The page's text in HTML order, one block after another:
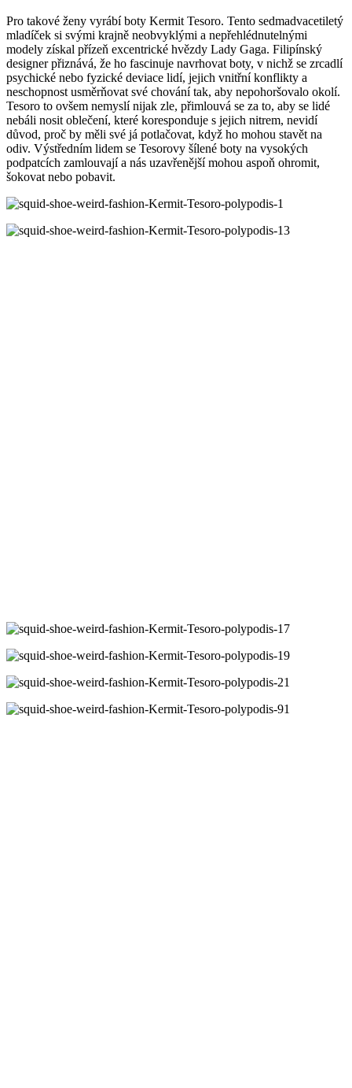
Pro takové ženy vyrábí boty Kermit Tesoro. Tento sedmadvacetiletý
mladíček si svými krajně neobvyklými a nepřehlédnutelnými
modely získal přízeň excentrické hvězdy Lady Gaga. Filipínský
designer přiznává, že ho fascinuje navrhovat boty, v nichž se zrcadlí
psychické nebo fyzické deviace lidí, jejich vnitřní konflikty a
neschopnost usměrňovat své chování tak, aby nepohoršovalo okolí.
Tesoro to ovšem nemyslí nijak zle, přimlouvá se za to, aby se lidé
nebáli nosit oblečení, které koresponduje s jejich nitrem, nevidí
důvod, proč by měli své já potlačovat, když ho mohou stavět na
odiv. Výstředním lidem se Tesorovy šílené boty na vysokých
podpatcích zamlouvají a nás uzavřenější mohou aspoň ohromit,
šokovat nebo pobavit.